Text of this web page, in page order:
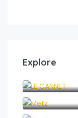
Explore